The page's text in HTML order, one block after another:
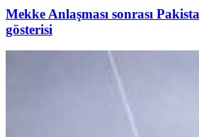
Mekke Anlaşması sonrası
gösterisi